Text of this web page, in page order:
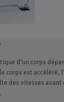
d'un corps
corps est accéléré,
des vitesses avant